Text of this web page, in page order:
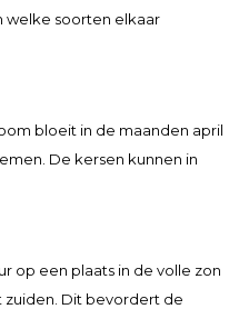
welke soorten elkaar
bloeit in de maanden april
De kersen kunnen in
op een plaats in de volle zon
zuiden. Dit bevordert de